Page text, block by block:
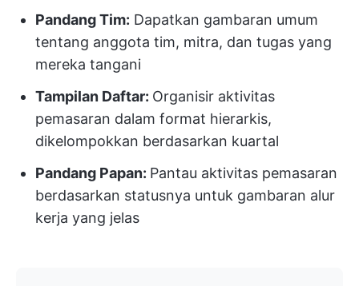
Pandang Tim: Dapatkan gambaran umum
tentang anggota tim, mitra, dan tugas yang
mereka tangani
Tampilan Daftar: Organisir aktivitas
pemasaran dalam format hierarkis,
dikelompokkan berdasarkan kuartal
Pandang Papan: Pantau aktivitas pemasaran
berdasarkan statusnya untuk gambaran alur
kerja yang jelas